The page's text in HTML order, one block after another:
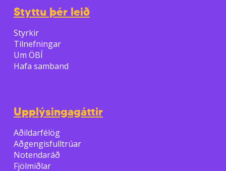
Styttu þér leið
Styrkir
Tilnefningar
Um ÖBÍ
Hafa samband
Upplýsingagáttir
Aðildarfélög
Aðgengisfulltrúar
Notendaráð
Fjölmiðlar